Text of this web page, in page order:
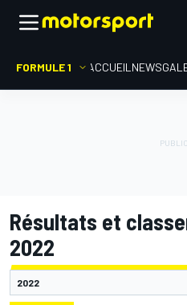
FORMULE 1 ACCUEIL NEWS
Résultats et
2022